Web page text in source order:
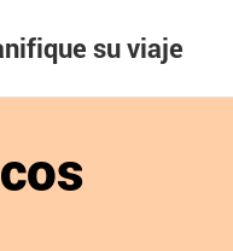
su viaje